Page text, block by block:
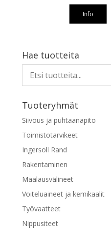
Info
on
useampi
muunnelma.
Voit
valinnat
tuotteen
sivulla.
Hae tuotteita
Tuoteryhmät
Siivous ja puhtaanapito
Toimistotarvikeet
Ingersoll Rand
Rakentaminen
Maalausvälineet
Voiteluaineet ja kemikaalit
Työvaatteet
Nippusiteet